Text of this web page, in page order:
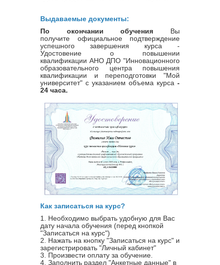
Выдаваемые документы:
По окончании обучения Вы
получите официальное подтверждение
успешного завершения курса -
Удостовение о повышении
квалификации АНО ДПО "Инновационного
образовательного центра повышения
квалификации и переподготовки "Мой
университет" с указанием объема курса -
24 часа.
Как записаться на курс?
1. Необходимо выбрать удобную для Вас
дату начала обучения (перед кнопкой
"Записаться на курс")
2. Нажать на кнопку "Записаться на курс" и
зарегистрировать "Личный кабинет"
3. Произвести оплату за обучение.
4. Заполнить раздел "Анкетные данные" в